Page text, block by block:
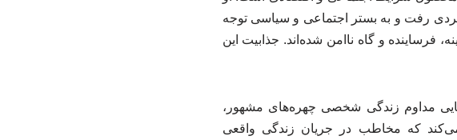
رفت و به بستر اجتماعی و سیاسی توجه
فرساینده و گاه ناامن شده‌اند. جذابیت این
مداوم زندگی شخصی چهره‌های مشهور،
که مخاطب در جریان زندگی واقعی